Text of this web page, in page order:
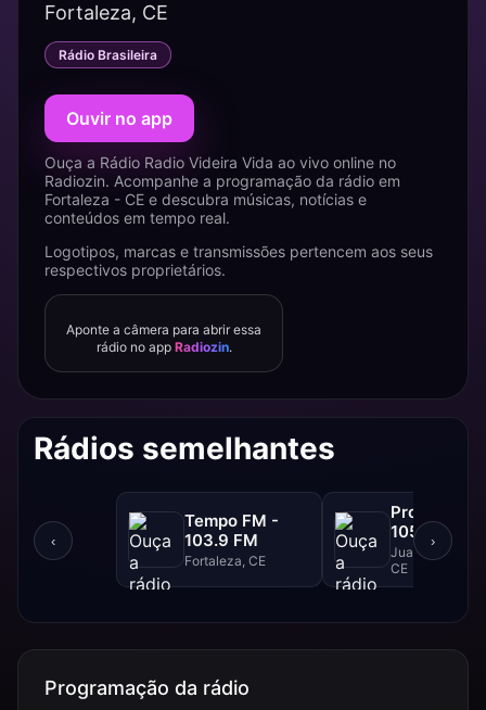
Fortaleza, CE
Rádio Brasileira
Ouvir no app
Ouça a Rádio Radio Videira Vida ao vivo online no
Radiozin. Acompanhe a programação da rádio em
Fortaleza - CE e descubra músicas, notícias e
conteúdos em tempo real.
Logotipos, marcas e transmissões pertencem aos seus
respectivos proprietários.
Aponte a câmera para abrir essa
rádio no app Radiozin.
Rádios semelhantes
‹
Tempo FM -
103.9 FM
Fortaleza, CE
Progresso
105.1 FM
Juazeiro Do
CE
›
Programação da rádio